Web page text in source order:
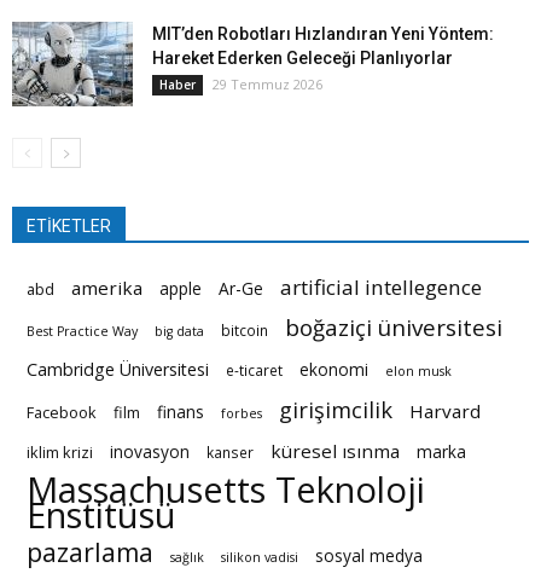
MIT’den Robotları Hızlandıran Yeni Yöntem:
Hareket Ederken Geleceği Planlıyorlar
Haber 29 Temmuz 2026
ETİKETLER
abd amerika apple Ar-Ge artificial intellegence
Best Practice Way big data bitcoin boğaziçi üniversitesi
Cambridge Üniversitesi e-ticaret ekonomi elon musk
Facebook film finans forbes girişimcilik Harvard
iklim krizi inovasyon kanser küresel ısınma marka
Massachusetts Teknoloji
Enstitüsü
pazarlama sağlık silikon vadisi sosyal medya